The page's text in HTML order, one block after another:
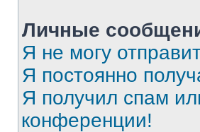
Личные
Я не могу
Я постоянно
Я получил спам
конференции!